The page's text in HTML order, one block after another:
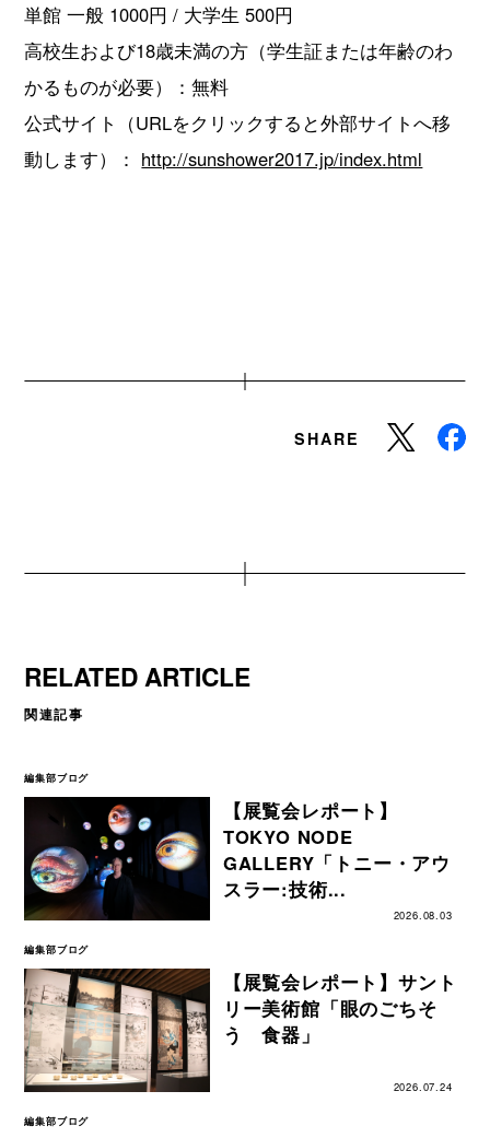
単館 一般 1000円 / 大学生 500円
高校生および18歳未満の方（学生証または年齢のわ
かるものが必要）：無料
公式サイト（URLをクリックすると外部サイトへ移
動します）： http://sunshower2017.jp/index.html
SHARE
RELATED ARTICLE
関連記事
編集部ブログ
【展覧会レポート】
TOKYO NODE
GALLERY「トニー・アウ
スラー:技術...
2026.08.03
編集部ブログ
【展覧会レポート】サント
リー美術館「眼のごちそ
う 食器」
2026.07.24
編集部ブログ